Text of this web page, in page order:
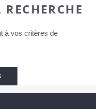
à vos critères de